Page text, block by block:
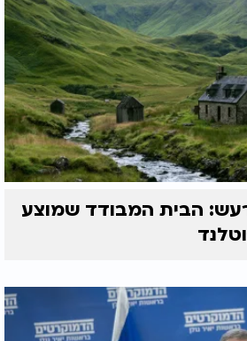
רעש: הבית המבודד שמוצע